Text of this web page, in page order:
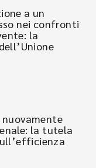
a un
nei confronti
la
la tutela